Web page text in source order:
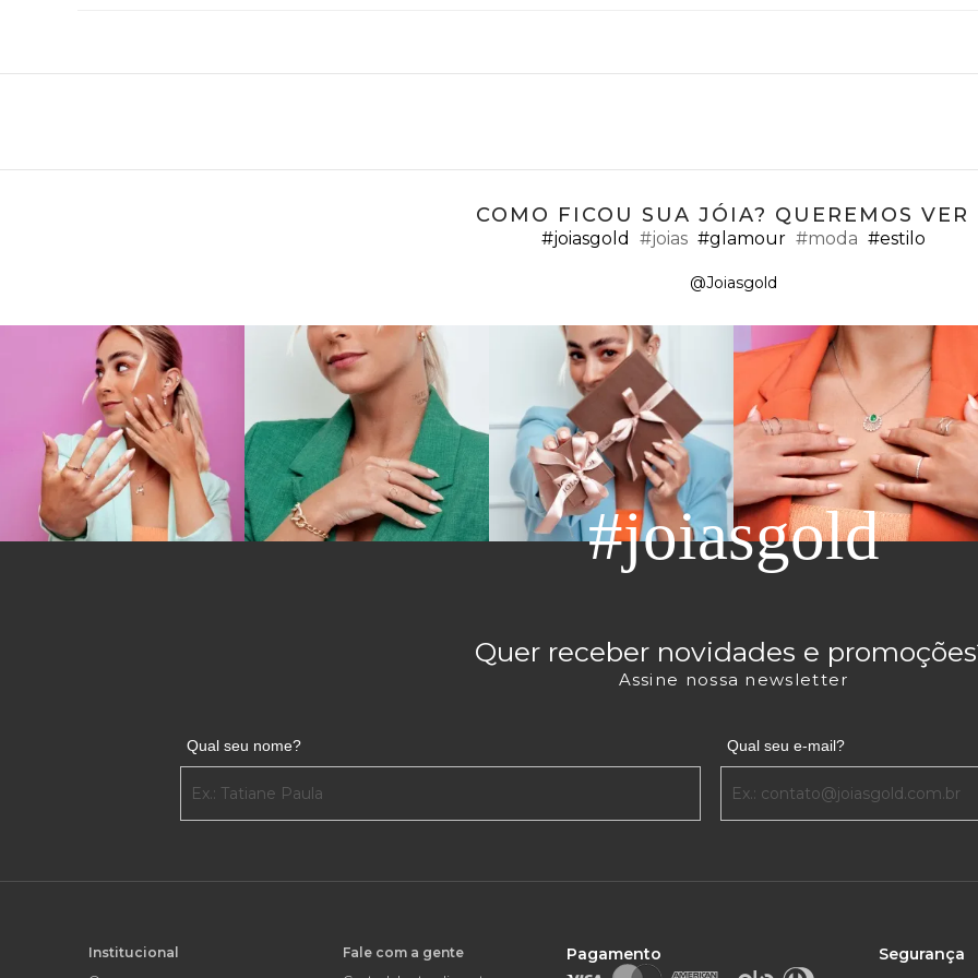
COMO FICOU SUA JÓIA? QUEREMOS VER
#joiasgold #joias #glamour #moda #estilo
@Joiasgold
#joiasgold
Quer receber novidades e
Assine nossa newsletter
Qual seu nome? Qual seu e-mail?
Institucional
Fale com a gente
Pagamento Segurança